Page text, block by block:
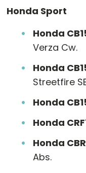
Honda Sport
Honda
Verza Cw.
Honda
Streetfire
Honda
Honda
Honda
Abs.